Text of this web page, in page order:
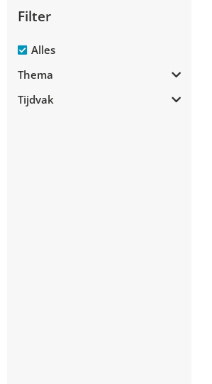
Filter
Alles
Thema
Tijdvak